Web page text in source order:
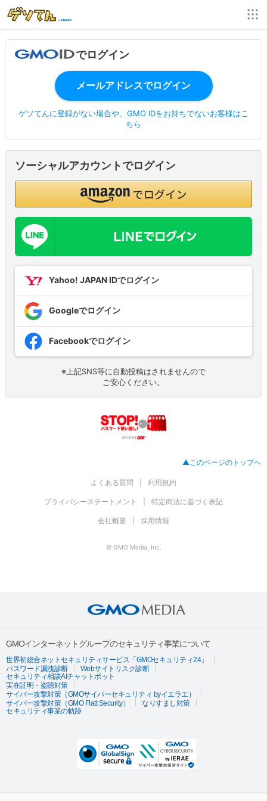
でログイン
ゲソてんに登録がない場合や、GMO IDをお持ちでないお客様はこ
ちら
ソーシャルアカウントでログイン
Yahoo! JAPAN IDでログイン
Googleでログイン
Facebookでログイン
※上記SNS等に自動投稿はされませんので
ご安心ください。
▲このページのトップへ
よくある質問 利用規約
プライバシーステートメント 特定商法に基づく表記
会社概要 採用情報
© GMO Media, Inc.
GMOインターネットグループのセキュリティ事業について
世界初総合ネットセキュリティサービス「GMOセキュリティ24」
パスワード漏洩診断
Webサイトリスク診断
セキュリティ相談AIチャットボット
実在証明・盗聴対策
サイバー攻撃対策（GMOサイバーセキュリティ byイエラエ）
サイバー攻撃対策（GMO Flatt Security）
なりすまし対策
セキュリティ事業の軌跡